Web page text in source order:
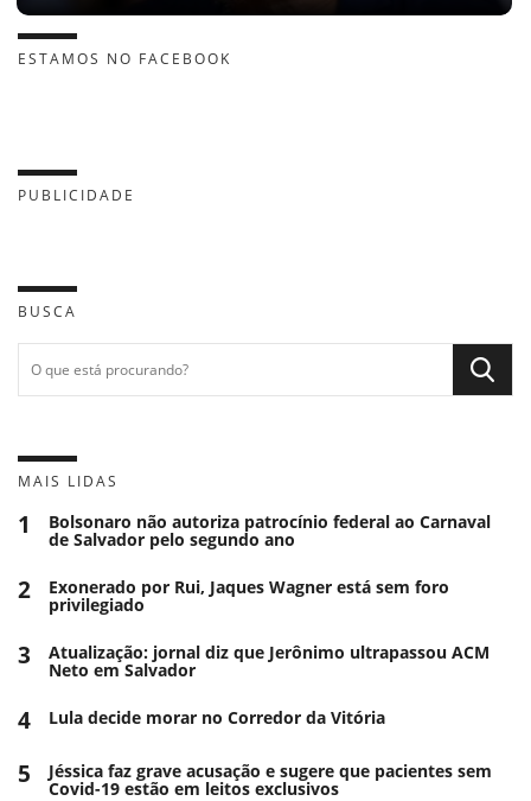
ESTAMOS NO FACEBOOK
PUBLICIDADE
BUSCA
MAIS LIDAS
1 Bolsonaro não autoriza patrocínio federal ao Carnaval
de Salvador pelo segundo ano
2 Exonerado por Rui, Jaques Wagner está sem foro
privilegiado
3 Atualização: jornal diz que Jerônimo ultrapassou ACM
Neto em Salvador
4 Lula decide morar no Corredor da Vitória
5 Jéssica faz grave acusação e sugere que pacientes sem
Covid-19 estão em leitos exclusivos